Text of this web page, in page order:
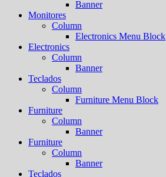
Banner
Monitores
Column
Electronics Menu Block
Electronics
Column
Banner
Teclados
Column
Furniture Menu Block
Furniture
Column
Banner
Furniture
Column
Banner
Teclados